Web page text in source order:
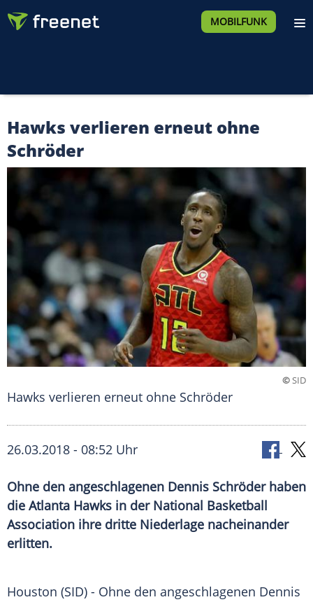
MOBILFUNK
Hawks verlieren erneut ohne
Schröder
©SID
Hawks verlieren erneut ohne Schröder
26.03.2018 - 08:52 Uhr
Ohne den angeschlagenen Dennis Schröder haben
die Atlanta Hawks in der National Basketball
Association ihre dritte Niederlage nacheinander
erlitten.
Houston (SID) - Ohne den angeschlagenen Dennis